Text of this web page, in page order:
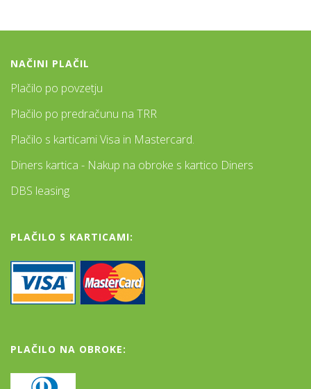
NAČINI PLAČIL
Plačilo po povzetju
Plačilo po predračunu na TRR
Plačilo s karticami Visa in Mastercard.
Diners kartica - Nakup na obroke s kartico Diners
DBS leasing
PLAČILO S KARTICAMI:
PLAČILO NA OBROKE: